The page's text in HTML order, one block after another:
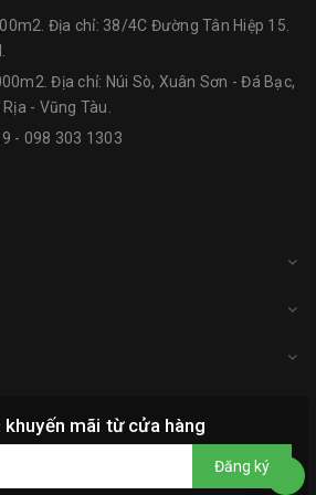
Địa chỉ: 38/4C Đường Tân Hiệp 15.
Địa chỉ: Núi Sò, Xuân Sơn - Đá Bạc,
- Vũng Tàu.
- 098 303 1303
khuyến mãi từ cửa hàng
Đăng ký